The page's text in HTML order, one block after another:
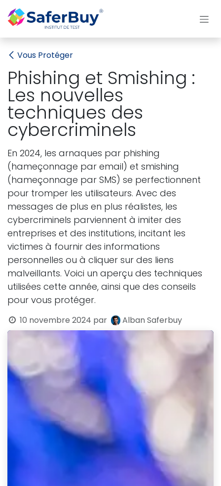
Vous Protéger
Phishing et Smishing :
Les nouvelles
techniques des
cybercriminels
En 2024, les arnaques par phishing
(hameçonnage par email) et smishing
(hameçonnage par SMS) se perfectionnent
pour tromper les utilisateurs. Avec des
messages de plus en plus réalistes, les
cybercriminels parviennent à imiter des
entreprises et des institutions, incitant les
victimes à fournir des informations
personnelles ou à cliquer sur des liens
malveillants. Voici un aperçu des techniques
utilisées cette année, ainsi que des conseils
pour vous protéger.
10 novembre 2024 par Alban Saferbuy